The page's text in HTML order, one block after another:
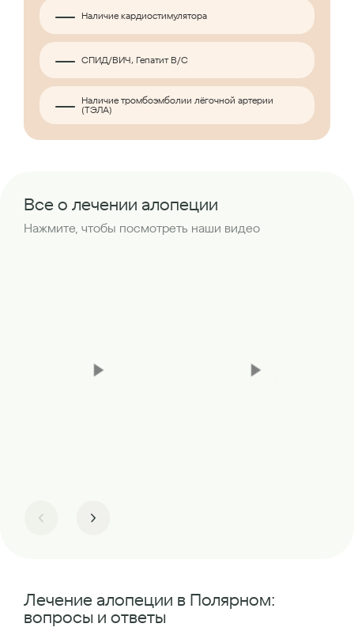
Наличие кардиостимулятора
СПИД/ВИЧ, Гепатит B/C
Наличие тромбоэмболии лёгочной артерии
(ТЭЛА)
Все о лечении алопеции
Нажмите, чтобы посмотреть наши видео
Лечение алопеции в Полярном:
вопросы и ответы